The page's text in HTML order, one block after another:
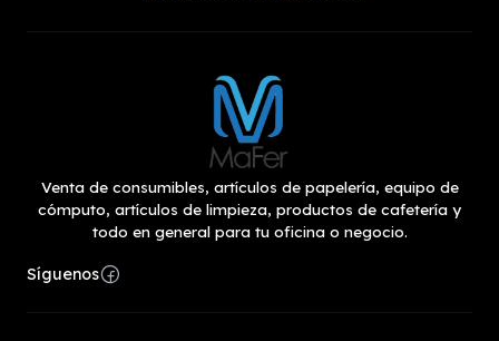
Venta de consumibles, artículos de papelería, equipo de
cómputo, artículos de limpieza, productos de cafetería y
todo en general para tu oficina o negocio.
Síguenos